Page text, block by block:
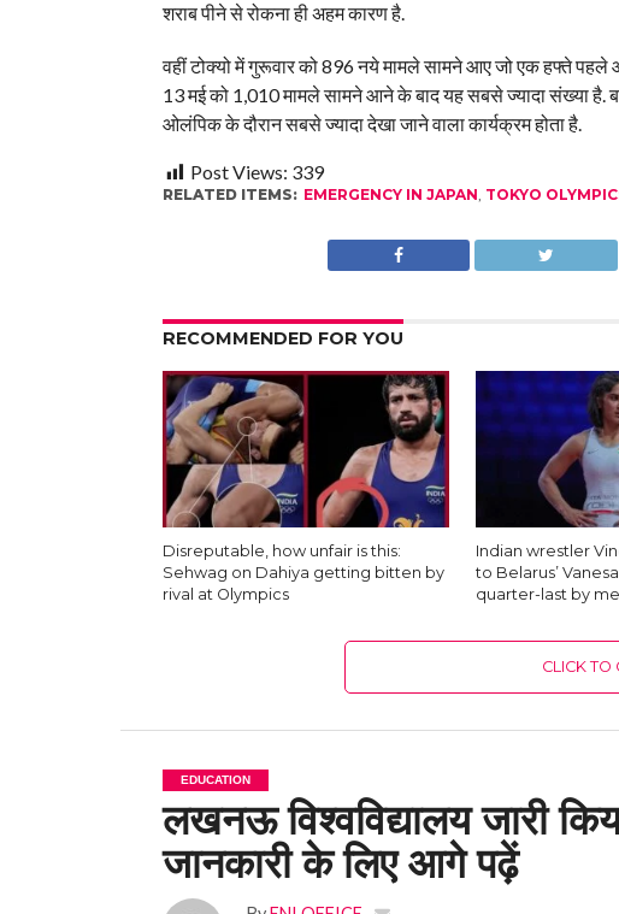
शराब पीने से रोकना ही अहम कारण है.
वहीं टोक्यो में गुरूवार को 896 नये मामले सामने आए जो एक हफ्ते
13 मई को 1,010 मामले सामने आने के बाद यह सबसे ज्यादा संख्या है.
ओलंपिक के दौरान सबसे ज्यादा देखा जाने वाला कार्यक्रम होता है.
Post Views: 339
RELATED ITEMS: EMERGENCY IN JAPAN, TOKYO
RECOMMENDED FOR YOU
Disreputable, how unfair is this:
Sehwag on Dahiya getting bitten by
rival at Olympics
Indian wrestler
to Belarus’
quarter-last by
CLICK TO
EDUCATION
लखनऊ विश्वविद्यालय जारी
जानकारी के लिए आगे पढ़ें